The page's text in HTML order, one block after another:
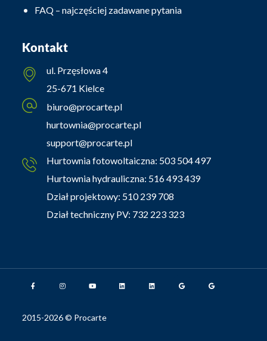
FAQ – najczęściej zadawane pytania
Kontakt
ul. Przęsłowa 4
25-671 Kielce
biuro@procarte.pl
hurtownia@procarte.pl
support@procarte.pl
Hurtownia fotowoltaiczna: 503 504 497
Hurtownia hydrauliczna: 516 493 439
Dział projektowy: 510 239 708
Dział techniczny PV: 732 223 323
2015-2026 © Procarte